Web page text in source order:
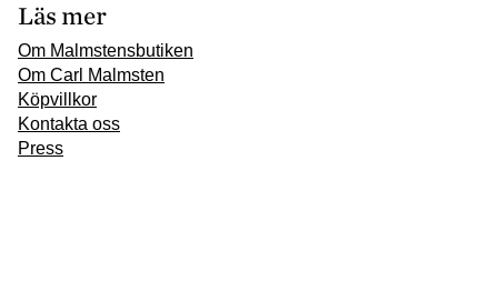
Läs mer
Om Malmstensbutiken
Om Carl Malmsten
Köpvillkor
Kontakta oss
Press